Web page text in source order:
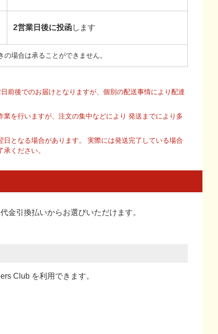
2営業日後に投函します
場合は承ることができません。
前後でのお届けとなりますが、個別の配送事情により配達
を行いますが、注文の集中などにより 発送までにより多
となる場合があります。 実際には発送完了している場合
ください。
金引換払いからお選びいただけます。
Club を利用できます。